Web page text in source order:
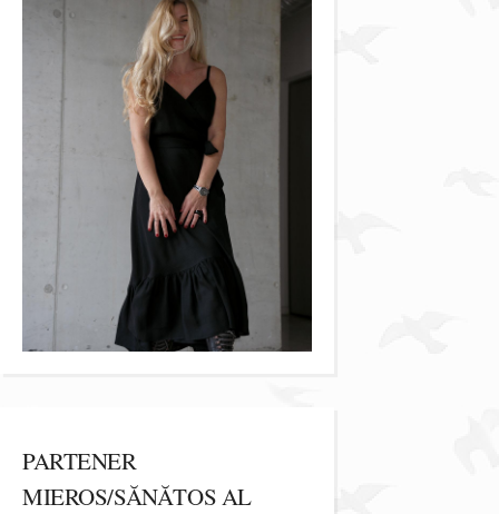
PARTENER
MIEROS/SĂNĂTOS AL